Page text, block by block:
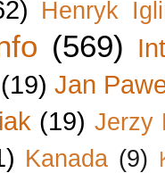
Henryk
(569)
(19) Jan
(19) Jerzy
Kanada (9)